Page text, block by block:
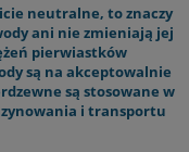
neutralne, to znaczy
ani nie zmieniają jej
pierwiastków
są na akceptowalnie
są stosowane w
i transportu